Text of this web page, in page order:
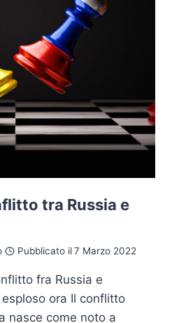
tra Russia e
Pubblicato il7 Marzo 2022
fra Russia e
ora Il conflitto
nasce come noto a